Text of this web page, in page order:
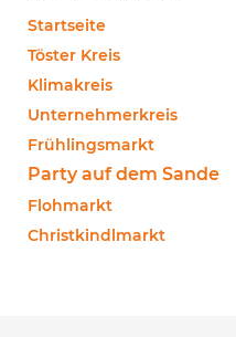
Startseite
Töster Kreis
Klimakreis
Unternehmerkreis
Frühlingsmarkt
Party auf dem Sande
Flohmarkt
Christkindlmarkt